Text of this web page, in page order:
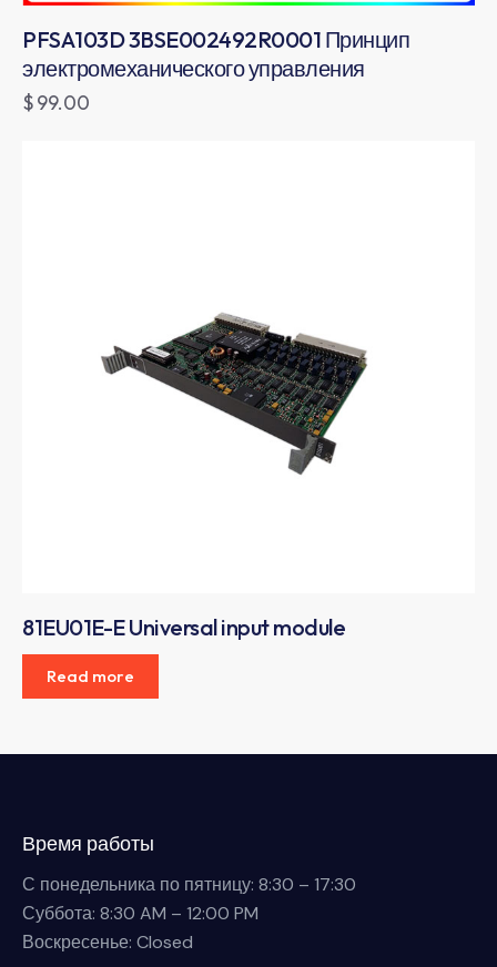
PFSA103D 3BSE002492R0001 Принцип
электромеханического управления
$99.00
81EU01E-E Universal input module
Read more
Время работы
С понедельника по пятницу: 8:30 – 17:30
Суббота: 8:30 AM – 12:00 PM
Воскресенье: Closed